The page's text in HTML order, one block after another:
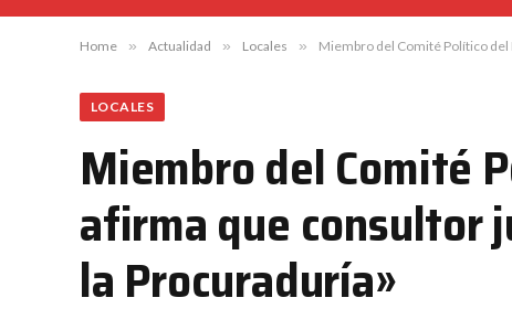
Home » Actualidad » Locales » Miembro del Comité Político del
LOCALES
Miembro del Comité
afirma que consultor
la Procuraduría»